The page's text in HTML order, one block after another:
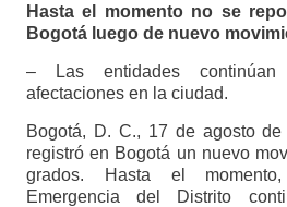
Hasta el momento no se
Bogotá luego de nuevo
– Las entidades continúan
afectaciones en la ciudad.
Bogotá, D. C., 17 de agosto
registró en Bogotá un nuevo
grados. Hasta el
Emergencia del Distrito